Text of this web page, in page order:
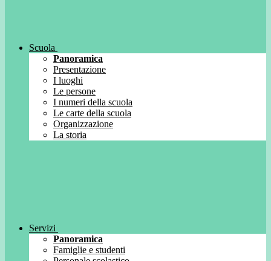
Scuola
Panoramica
Presentazione
I luoghi
Le persone
I numeri della scuola
Le carte della scuola
Organizzazione
La storia
Servizi
Panoramica
Famiglie e studenti